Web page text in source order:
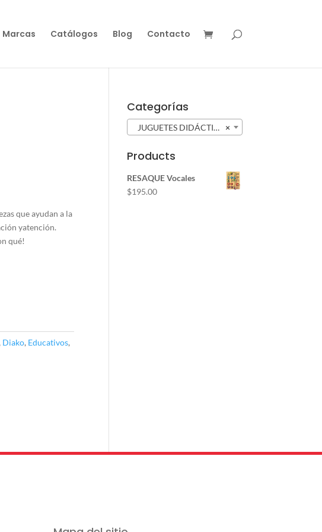
Marcas Catálogos Blog Contacto
que ayudan a la
yatención.
qué!
Diako, Educativos,
Categorías
×
JUGUETES DIDÁCTICOS (95)
Products
RESAQUE Vocales
$195.00